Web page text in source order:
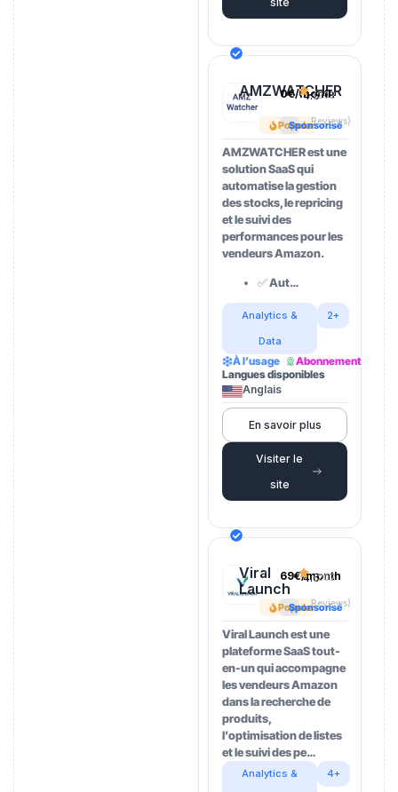
AMZWATCHER
Popular
Sponsorisé
0€/month
4.5(202
Reviews)
AMZWATCHER est une
solution SaaS qui
automatise la gestion
des stocks, le repricing
et le suivi des
performances pour les
vendeurs Amazon.
✅ Aut…
Analytics &
Data
2+
À l’usage
Abonnement
Langues disponibles
Anglais
En savoir plus
Visiter le
site
Viral
Launch
Popular
Sponsorisé
69€/month
4.5(202
Reviews)
Viral Launch est une
plateforme SaaS tout-
en-un qui accompagne
les vendeurs Amazon
dans la recherche de
produits,
l’optimisation de listes
et le suivi des pe…
Analytics & 4+